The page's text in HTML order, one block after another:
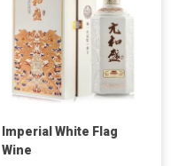
Imperial White Flag
Wine